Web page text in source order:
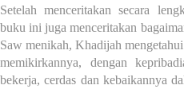
Setelah menceritakan secara
buku ini juga menceritakan
Saw menikah, Khadijah
memikirkannya, dengan
bekerja, cerdas dan kebaikannya